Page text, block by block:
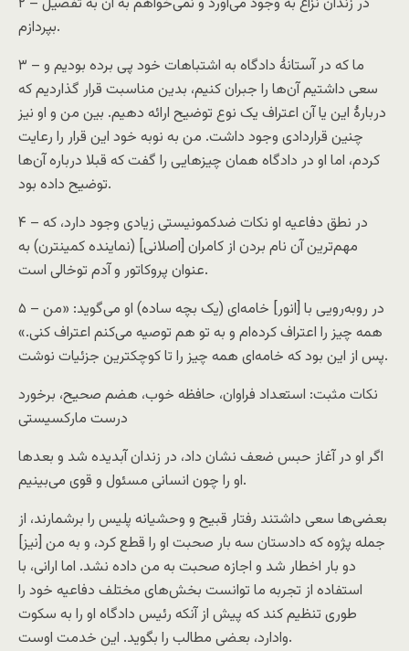
بپردازم.
۳ – ما که در آستانۀ دادگاه به اشتباهات خود پی برده بودیم و
سعی داشتیم آن‌ها را جبران کنیم، بدین مناسبت قرار گذاردیم که
دربارۀ این یا آن اعتراف یک نوع توضیح ارائه دهیم. بین من و او نیز
چنین قراردادی وجود داشت. من به نوبه خود‌ این قرار را رعایت
کردم، اما او در دادگاه‌‌ همان چیزهایی را گفت که قبلا درباره آن‌ها
توضیح داده بود.
۴ – در نطق دفاعیه او نکات ضدکمونیستی زیادی وجود دارد، که
مهم‌ترین آن نام بردن از کامران [اصلانی] (نماینده کمینترن) به
عنوان پروکاتور و آدم توخالی است.
۵ – در روبه‌رویی با [انور] خامه‌ای (یک بچه ساده) او می‌گوید: «من
همه چیز را اعتراف کرده‌ام و به تو هم توصیه می‌کنم اعتراف کنی.»
پس از این بود که خامه‌ای همه چیز را تا کوچکترین جزئیات نوشت.
نکات مثبت: استعداد فراوان، حافظه خوب، هضم صحیح، برخورد
درست مارکسیستی
اگر او در آغاز حبس ضعف نشان داد، در زندان آبدیده شد و بعد‌ها
او را چون انسانی مسئول و قوی می‌بینیم.
بعضی‌ها سعی داشتند رفتار قبیح و وحشیانه پلیس را برشمارند، از
جمله پژوه که دادستان سه بار صحبت او را قطع کرد، و به من [نیز]
دو بار اخطار شد و اجازه صحبت به من داده نشد. اما ارانی، با
استفاده از تجربه ما توانست بخش‌های مختلف دفاعیه خود را
طوری تنظیم کند که پیش از آنکه رئیس دادگاه او را به سکوت
وادارد، بعضی مطالب را بگوید. این خدمت اوست.